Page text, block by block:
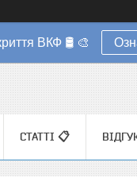
ВКФ 🛢️ 🎨
СТАТТІ 📋